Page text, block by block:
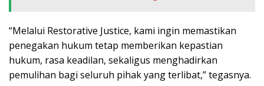
“Melalui Restorative Justice, kami ingin memastikan
penegakan hukum tetap memberikan kepastian
hukum, rasa keadilan, sekaligus menghadirkan
pemulihan bagi seluruh pihak yang terlibat,” tegasnya.